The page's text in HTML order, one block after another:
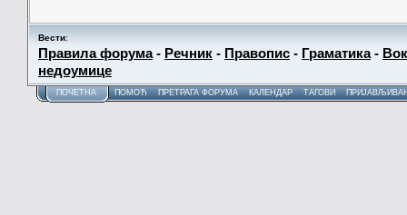
Вести:
Правила форума- Речник - Правопис - Граматика-
недоумице
ПОЧЕТНА ПОМОЋ ПРЕТРАГА ФОРУМА КАЛЕНДАР ТАГОВИ